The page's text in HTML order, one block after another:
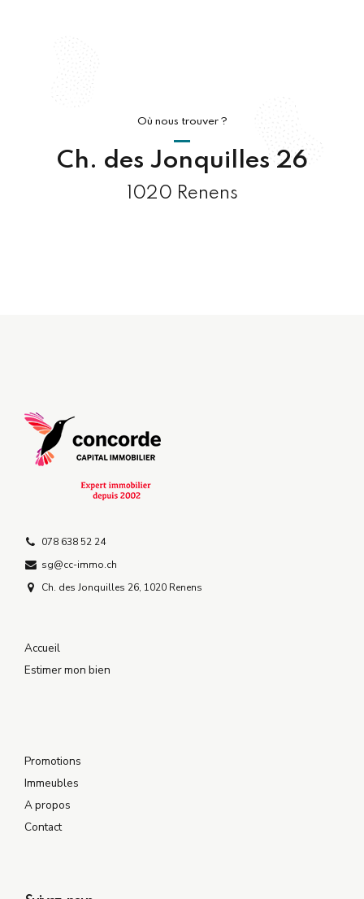
Où nous trouver ?
Ch. des Jonquilles 26
1020 Renens
078 638 52 24
sg@cc-immo.ch
Ch. des Jonquilles 26, 1020 Renens
Accueil
Estimer mon bien
Promotions
Immeubles
A propos
Contact